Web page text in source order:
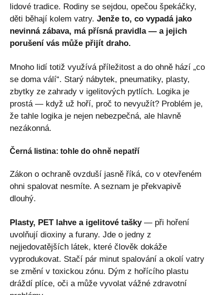
lidové tradice. Rodiny se sejdou, opečou špekáčky,
děti běhají kolem vatry. Jenže to, co vypadá jako
nevinná zábava, má přísná pravidla — a jejich
porušení vás může přijít draho.
Mnoho lidí totiž využívá příležitost a do ohně hází „co
se doma válí“. Starý nábytek, pneumatiky, plasty,
zbytky ze zahrady v igelitových pytlích. Logika je
prostá — když už hoří, proč to nevyužít? Problém je,
že tahle logika je nejen nebezpečná, ale hlavně
nezákonná.
Černá listina: tohle do ohně nepatří
Zákon o ochraně ovzduší jasně říká, co v otevřeném
ohni spalovat nesmíte. A seznam je překvapivě
dlouhý.
Plasty, PET lahve a igelitové tašky— při hoření
uvolňují dioxiny a furany. Jde o jedny z
nejjedovatějších látek, které člověk dokáže
vyprodukovat. Stačí pár minut spalování a okolí vatry
se změní v toxickou zónu. Dým z hořícího plastu
dráždí plíce, oči a může vyvolat vážné zdravotní